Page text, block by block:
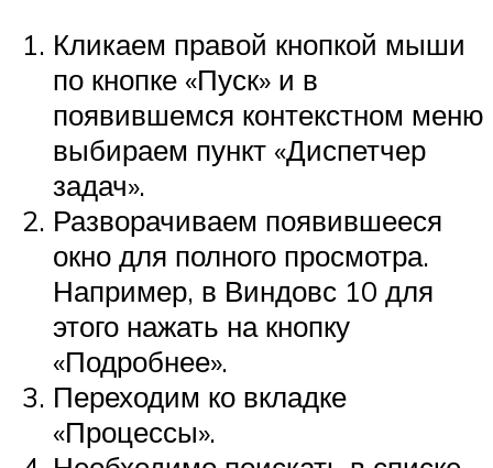
Кликаем правой кнопкой мыши
по кнопке «Пуск» и в
появившемся контекстном меню
выбираем пункт «Диспетчер
задач».
Разворачиваем появившееся
окно для полного просмотра.
Например, в Виндовс 10 для
этого нажать на кнопку
«Подробнее».
Переходим ко вкладке
«Процессы».